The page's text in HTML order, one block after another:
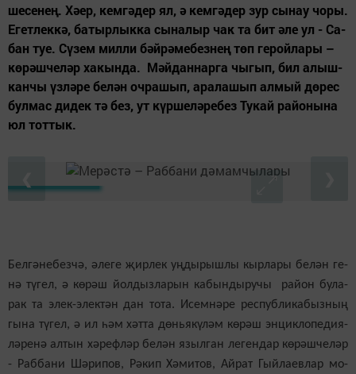
ше­се­нең. Хә­ер, кем­гә­дер ял, ә кем­гә­дер зур сы­нау чо­ры.
Егет­лек­кә, ба­тыр­лык­ка сы­на­лыр чак та бит әле ул - Са­
бан туе. Сү­зем мил­ли бәй­рә­ме­без­нең төп ге­рой­ла­ры –
кө­рәш­че­ләр ха­кын­да. Мәй­дан­нар­га чы­гып, бил алыш­
кан­чы үз­лә­ре бе­лән оч­ра­шып, ара­ла­шып ал­мый дө­рес
бул­мас ди­дек тә без, ут күр­ше­лә­ре­без Ту­кай ра­йо­ны­на
юл тот­тык.
Бел­гә­не­без­чә, әле­ге җир­лек уң­ды­рыш­лы кыр­ла­ры бе­лән ге­
нә тү­гел, ә кө­рәш йол­дыз­ла­рын ка­бын­ды­ру­чы ра­йон бу­ла­
рак та элек-элек­тән дан то­та. Исем­нә­ре рес­пуб­ли­ка­быз­ның
гы­на тү­гел, ә ил һәм хәт­та дөнь­я­кү­ләм кө­рәш эн­цик­ло­пе­ди­я­
лә­ре­нә ал­тын хә­реф­ләр бе­лән языл­ган ле­ген­дар кө­рәш­че­ләр
- Раб­ба­ни Шә­ри­пов, Рә­кип Хә­ми­тов, Ай­рат Гый­ла­ев­лар мо­